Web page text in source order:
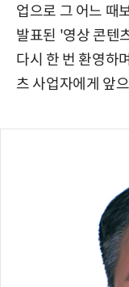
업으로 그 어느 때
발표된 '영상 콘텐
다시 한 번 환영하
츠 사업자에게 앞